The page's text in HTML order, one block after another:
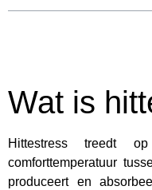
Wat is
Hittestress treedt
comforttemperatuur
produceert en